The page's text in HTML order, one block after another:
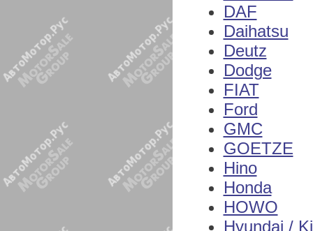
DAF
Daihatsu
Deutz
Dodge
FIAT
Ford
GMC
GOETZE
Hino
Honda
HOWO
Hyundai /